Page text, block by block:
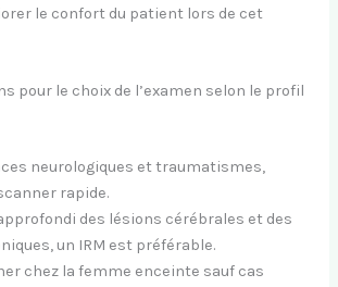
le confort du patient lors de cet
pour le choix de l’examen selon le profil
neurologiques et traumatismes,
rapide.
des lésions cérébrales et des
un IRM est préférable.
chez la femme enceinte sauf cas